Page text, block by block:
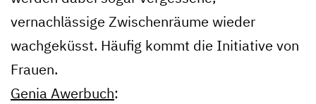
vernachlässige Zwischenräume wieder
wachgeküsst. Häufig kommt die Initiative von
Frauen.
Genia Awerbuch: